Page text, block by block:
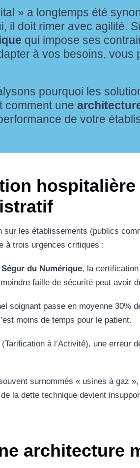
» a longtemps été
il doit rimer avec agilité.
qui impose ses
à vos besoins, vous
pourquoi les
comment une
de votre
hospitalière
les établissements (publics
à trois urgences critiques :
Ségur du Numérique, la certification
faille de sécurité peut avoir
soignant passe en moyenne 30%
moins de temps pour le patient.
à l’Activité), une erreur
surnommés « usines à gaz
la dette technique devient
architecture